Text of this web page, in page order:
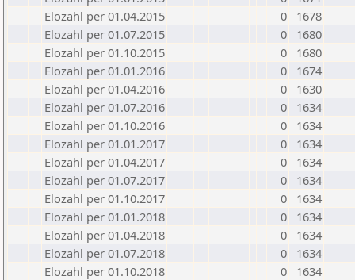
Elozahl per 01.04.2015
0
1678
Elozahl per 01.07.2015
0
1680
Elozahl per 01.10.2015
0
1680
Elozahl per 01.01.2016
0
1674
Elozahl per 01.04.2016
0
1630
Elozahl per 01.07.2016
0
1634
Elozahl per 01.10.2016
0
1634
Elozahl per 01.01.2017
0
1634
Elozahl per 01.04.2017
0
1634
Elozahl per 01.07.2017
0
1634
Elozahl per 01.10.2017
0
1634
Elozahl per 01.01.2018
0
1634
Elozahl per 01.04.2018
0
1634
Elozahl per 01.07.2018
0
1634
Elozahl per 01.10.2018
0
1634